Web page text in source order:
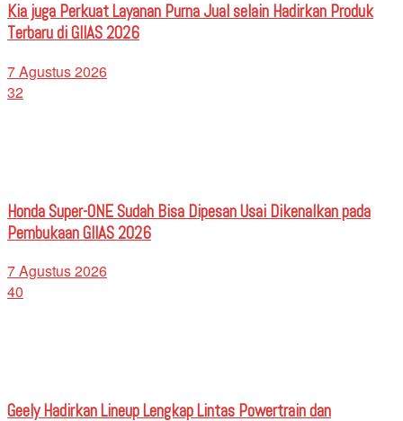
Kia juga Perkuat Layanan Purna Jual selain Hadirkan Produk
Terbaru di GIIAS 2026
7 Agustus 2026
32
Honda Super-ONE Sudah Bisa Dipesan Usai Dikenalkan pada
Pembukaan GIIAS 2026
7 Agustus 2026
40
Geely Hadirkan Lineup Lengkap Lintas Powertrain dan